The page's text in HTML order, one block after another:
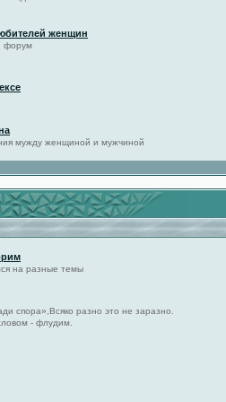
женщин
форум
мужду женщиной и мужчиной
на разные темы
спора»,Всяко разно это не заразно.
- флудим.